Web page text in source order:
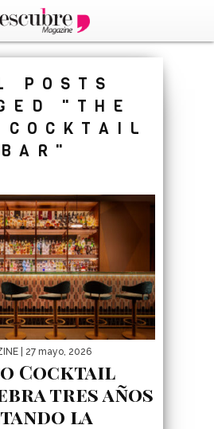
POSTS
"THE
COCKTAIL
BAR"
| 27 mayo, 2026
Cocktail
tres años
la